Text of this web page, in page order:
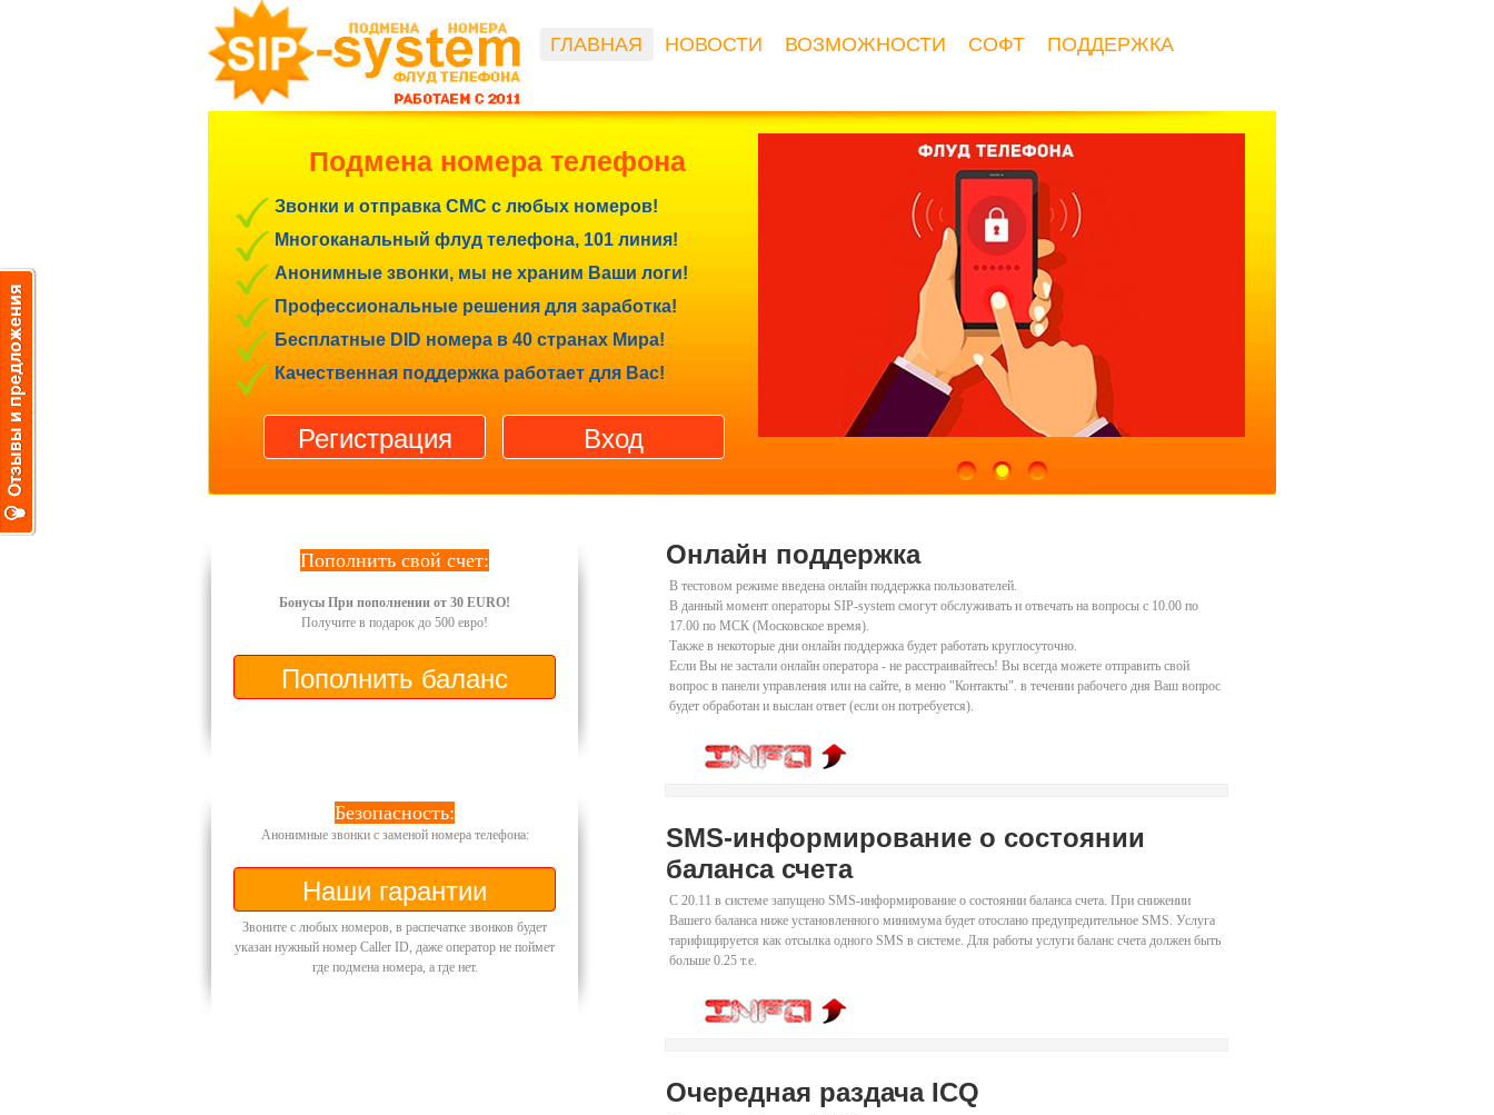
ГЛАВНАЯ НОВОСТИ ВОЗМОЖНОСТИ СОФТ ПОДДЕРЖКА
Подмена номера телефона
Звонки и отправка СМС с любых номеров!
Многоканальный флуд телефона, 101 линия!
Анонимные звонки, мы не храним Ваши логи!
Профессиональные решения для заработка!
Бесплатные DID номера в 40 странах Мира!
Качественная поддержка работает для Вас!
Пополнить свой счет:
Бонусы При пополнении от 30 EURO!
Получите в подарок до 500 евро!
Безопасность:
Анонимные звонки с заменой номера телефона:
Звоните с любых номеров, в распечатке звонков будет
указан нужный номер Caller ID, даже оператор не поймет
где подмена номера, а где нет.
Онлайн поддержка
В тестовом режиме введена онлайн поддержка пользователей.
В данный момент операторы SIP-system смогут обслуживать и отвечать на вопросы с 10.00 по
17.00 по МСК (Московское время).
Также в некоторые дни онлайн поддержка будет работать круглосуточно.
Если Вы не застали онлайн оператора - не расстраивайтесь! Вы всегда можете отправить свой
вопрос в панели управления или на сайте, в меню "Контакты". в течении рабочего дня Ваш вопрос
будет обработан и выслан ответ (если он потребуется).
SMS-информирование о состоянии
баланса счета
С 20.11 в системе запущено SMS-информирование о состоянии баланса счета. При снижении
Вашего баланса ниже установленного минимума будет отослано предупредительное SMS. Услуга
тарифицируется как отсылка одного SMS в системе. Для работы услуги баланс счета должен быть
больше 0.25 т.е.
Очередная раздача ICQ